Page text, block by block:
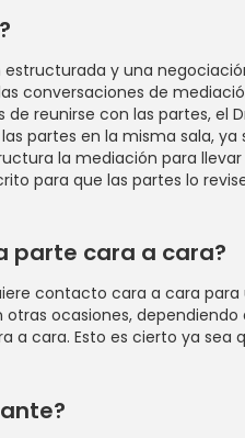
y una
conversaciones de
reunirse con las partes, el
partes en la misma sala,
la mediación para
para que las partes lo
parte cara a cara?
contacto cara a cara
ocasiones,
a cara. Esto es cierto ya